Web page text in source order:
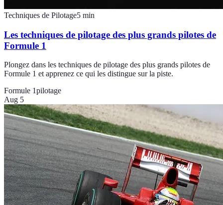
Techniques de Pilotage5 min
Les techniques de pilotage des plus grands pilotes de
Formule 1
Plongez dans les techniques de pilotage des plus grands pilotes de
Formule 1 et apprenez ce qui les distingue sur la piste.
Formule 1pilotage
Aug 5